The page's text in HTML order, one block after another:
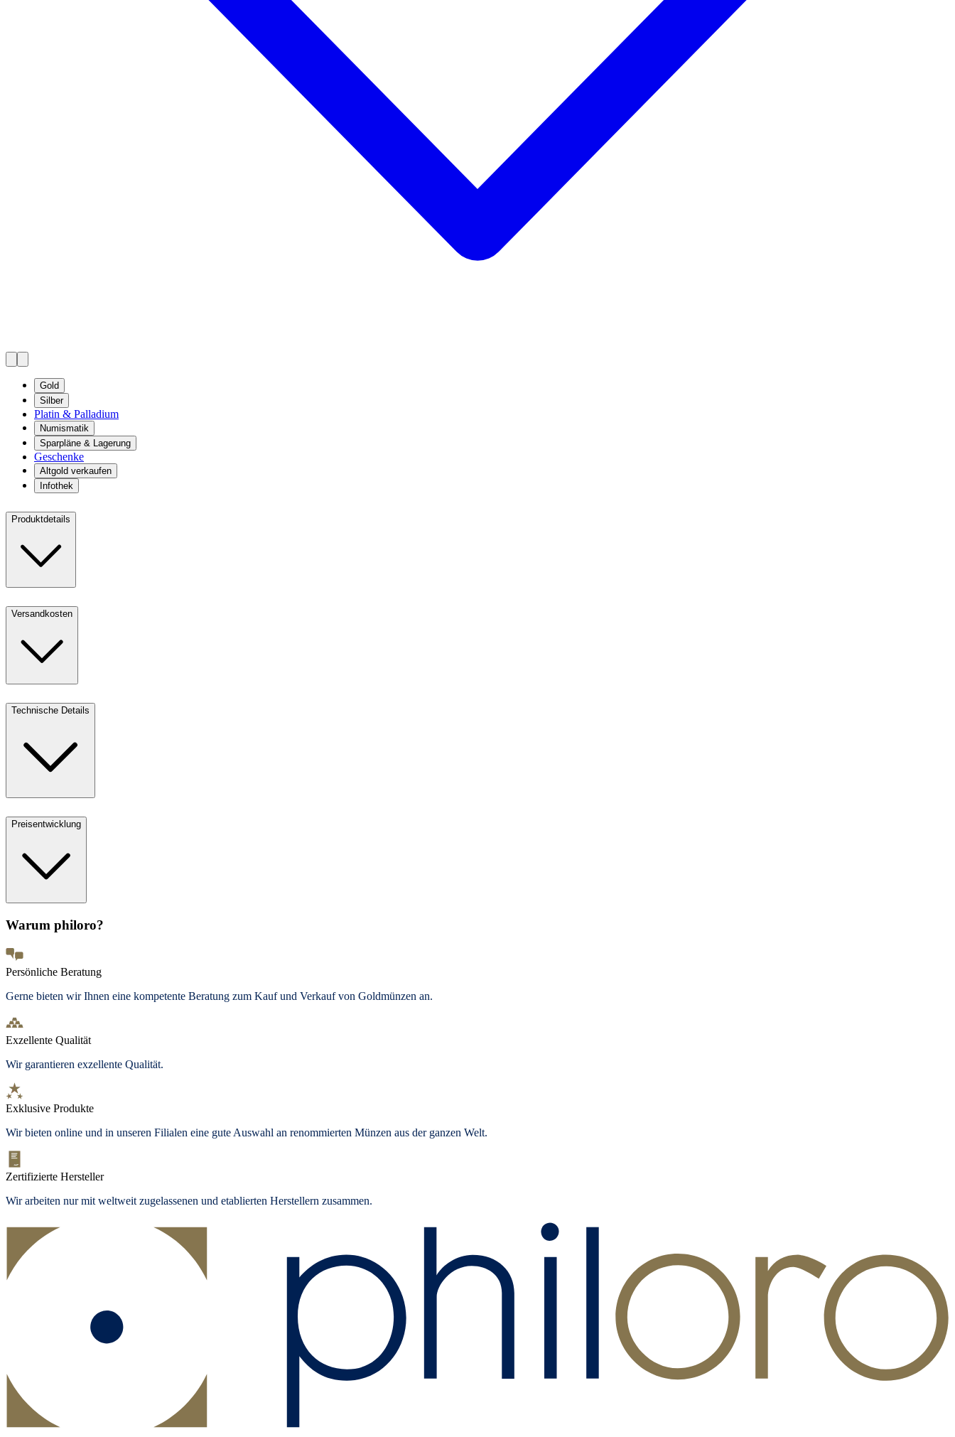
Gold
Silber
Platin & Palladium
Numismatik
Sparpläne & Lagerung
Geschenke
Altgold verkaufen
Infothek
Produktdetails
Versandkosten
Technische Details
Preisentwicklung
Warum philoro?
Persönliche Beratung
Gerne bieten wir Ihnen eine kompetente Beratung zum Kauf und Verkauf von Goldmünzen an.
Exzellente Qualität
Wir garantieren exzellente Qualität.
Exklusive Produkte
Wir bieten online und in unseren Filialen eine gute Auswahl an renommierten Münzen aus der ganzen Welt.
Zertifizierte Hersteller
Wir arbeiten nur mit weltweit zugelassenen und etablierten Herstellern zusammen.